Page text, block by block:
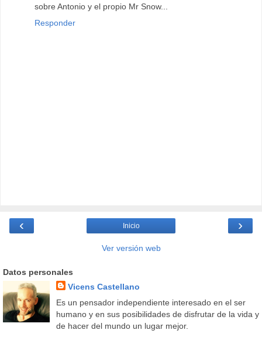
sobre Antonio y el propio Mr Snow...
Responder
‹ ›
Inicio
Ver versión web
Datos personales
Vicens Castellano
Es un pensador independiente interesado en el ser
humano y en sus posibilidades de disfrutar de la vida y
de hacer del mundo un lugar mejor.